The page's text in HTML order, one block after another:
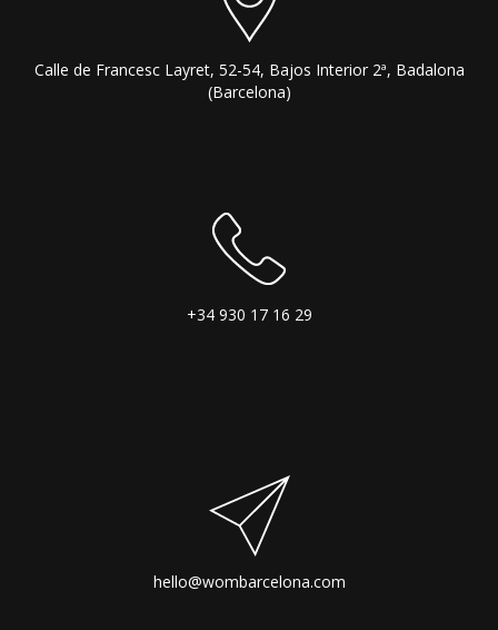
Calle de Francesc Layret, 52-54, Bajos Interior 2ª, Badalona
(Barcelona)
+34 930 17 16 29
hello@wombarcelona.com